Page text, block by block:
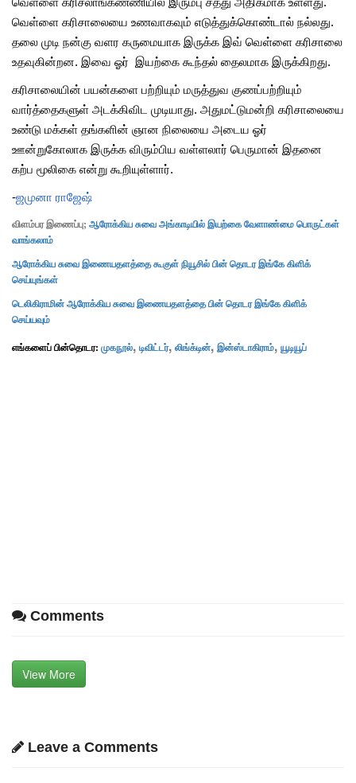
வெள்ளை கரிசலாங்கண்ணியில் இரும்பு சத்து அதிகமாக உள்ளது.
வெள்ளை கரிசாலையை உணவாகவும் எடுத்துக்கொண்டால் நல்லது.
தலை முடி நன்கு வளர கருமையாக இருக்க இவ் வெள்ளை கரிசாலை
உதவுகின்றன. இவை ஓர் இயற்கை கூந்தல் தைலமாக இருக்கிறது.
கரிசாலையின் பயன்களை பற்றியும் மருத்துவ குணப்பற்றியும்
வார்த்தைகளுள் அடக்கிவிட முடியாது. அதுமட்டுமன்றி கரிசாலையை
உண்டு மக்கள் தங்களின் ஞான நிலையை அடைய ஓர்
ஊன்றுகோலாக இருக்க விரும்பிய வள்ளலார் பெருமான் இதனை
கற்ப மூலிகை என்று கூறியுள்ளார்.
-ஜமுனா ராஜேஷ்
விளம்பர இணைப்பு; ஆரோக்கிய சுவை அங்காடியில் இயற்கை வேளாண்மை பொருட்கள்
வாங்கலாம்
ஆரோக்கிய சுவை இணையதளத்தை கூகுள் நியூசில் பின் தொடர இங்கே கிளிக்
செய்யுங்கள்
டெலிகிராமின் ஆரோக்கிய சுவை இணையதளத்தை பின் தொடர இங்கே கிளிக்
செய்யவும்
எங்களைப் பின்தொடர: முகநூல், டிவிட்டர், லிங்க்டின், இன்ஸ்டாகிராம், யூடியூப்
Comments
View More
Leave a Comments